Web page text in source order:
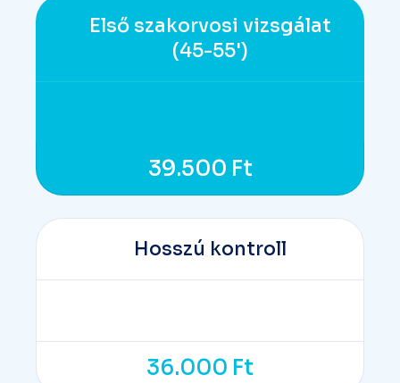
Első szakorvosi vizsgálat
(45-55')
39.500 Ft
Hosszú kontroll
36.000 Ft